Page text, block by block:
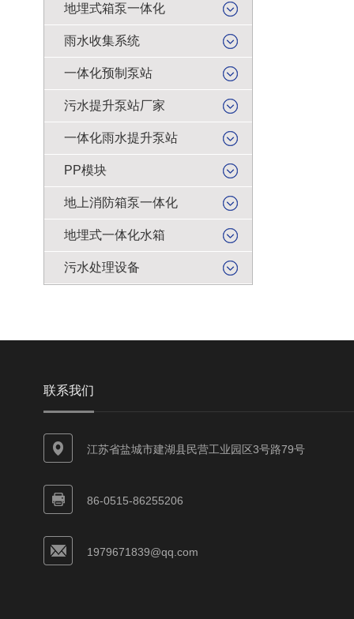
地埋式箱泵一体化
雨水收集系统
一体化预制泵站
污水提升泵站厂家
一体化雨水提升泵站
PP模块
地上消防箱泵一体化
地埋式一体化水箱
污水处理设备
联系我们
江苏省盐城市建湖县民营工业园区3号路79号
86-0515-86255206
1979671839@qq.com